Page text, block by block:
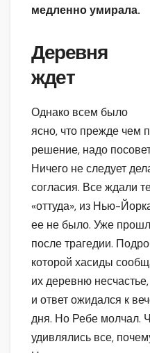
медленно умирала.
Деревня
ждет
Однако всем было
ясно, что прежде чем
решение, надо
Ничего не следует
согласия. Все ждали
«оттуда», из Нью-
ее не было. Уже
после трагедии.
которой хасиды
их деревню
и ответ ожидался к
дня. Но Ребе молчал.
удивлялись все,